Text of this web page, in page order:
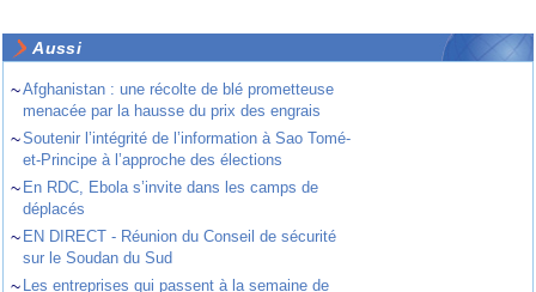
Aussi
~Afghanistan : une récolte de blé prometteuse
menacée par la hausse du prix des engrais
~Soutenir l’intégrité de l’information à Sao Tomé-
et-Principe à l’approche des élections
~ En RDC, Ebola s’invite dans les camps de
déplacés
~ EN DIRECT - Réunion du Conseil de sécurité
sur le Soudan du Sud
~ Les entreprises qui passent à la semaine de